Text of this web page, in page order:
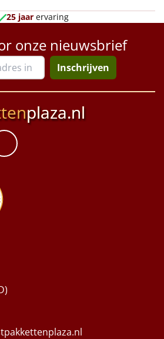
25 jaar ervaring
onze nieuwsbrief
Inschrijven
plaza.nl